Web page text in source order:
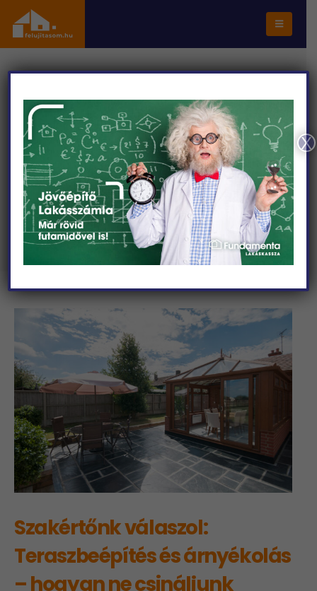
SZAKÉRTŐNK VÁLASZOL: TERASZBEÉPÍTÉS ÉS ÁRNYÉKOLÁS –
HOGYAN NE CSINÁLJUNK ÜVEGHÁZAT A TÉLIKERTBŐL?
Szakértőnk válaszol:
Teraszbeépítés és árnyékolás –
hogyan ne csináljunk
üvegházat a télikertből?
Szakértőnk válaszol:
Teraszbeépítés és árnyékolás
– hogyan ne csináljunk
X